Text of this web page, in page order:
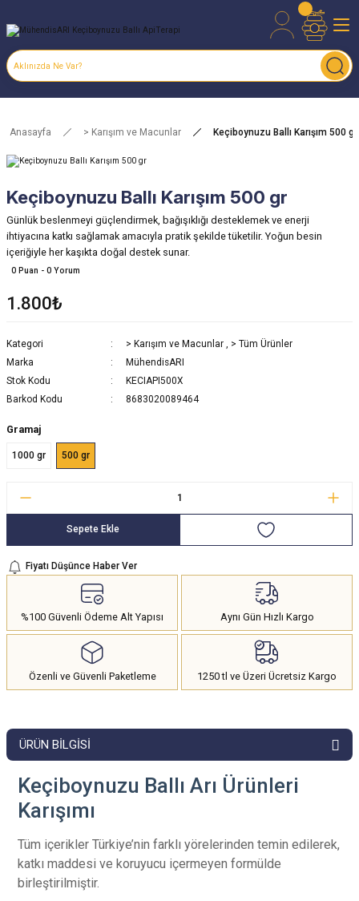
Anasayfa > Karışım ve Macunlar Keçiboynuzu Ballı Karışım 500 gr
Keçiboynuzu Ballı Karışım 500 gr
Günlük beslenmeyi güçlendirmek, bağışıklığı desteklemek ve enerji
ihtiyacına katkı sağlamak amacıyla pratik şekilde tüketilir. Yoğun besin
içeriğiyle her kaşıkta doğal destek sunar.
0 Puan - 0 Yorum
1.800₺
Kategori > Karışım ve Macunlar , > Tüm Ürünler
Marka
MühendisARI
Stok Kodu
KECIAPI500X
Barkod Kodu
8683020089464
Gramaj
1000 gr 500 gr
Sepete Ekle
Fiyatı Düşünce Haber Ver
%100 Güvenli Ödeme Alt Yapısı Aynı Gün Hızlı Kargo
Özenli ve Güvenli Paketleme 1250 tl ve Üzeri Ücretsiz Kargo
ÜRÜN BILGISI
Keçiboynuzu Ballı Arı Ürünleri
Karışımı
Tüm içerikler Türkiye’nin farklı yörelerinden temin edilerek,
katkı maddesi ve koruyucu içermeyen formülde
birleştirilmiştir.